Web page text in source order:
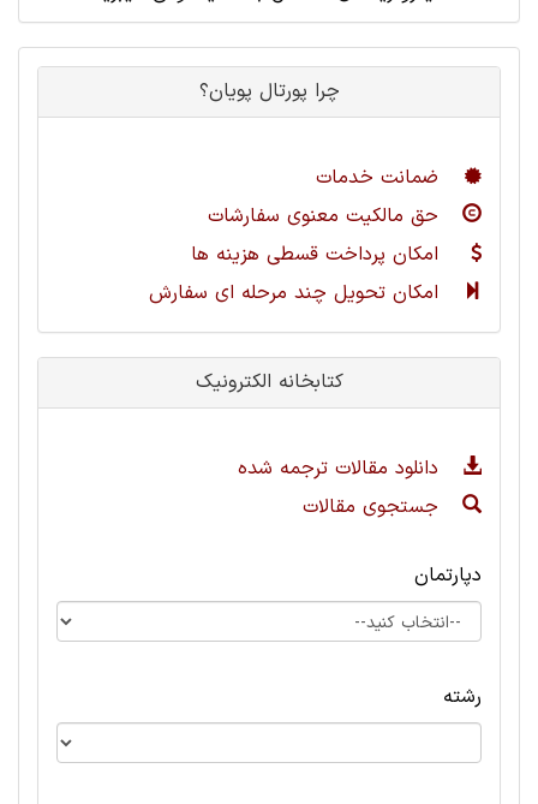
چرا پورتال پویان؟
ضمانت خدمات
حق مالکیت معنوی سفارشات
امکان پرداخت قسطی هزینه ها
امکان تحویل چند مرحله ای سفارش
کتابخانه الکترونیک
دانلود مقالات ترجمه شده
جستجوی مقالات
دپارتمان
رشته